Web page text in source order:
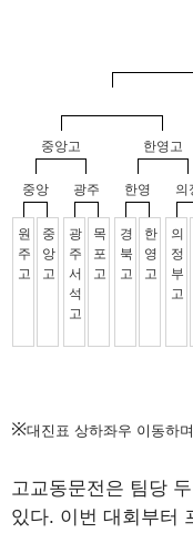
※대진표 상하좌우 이동하
고교동문전은 팀당
있다. 이번 대회부터